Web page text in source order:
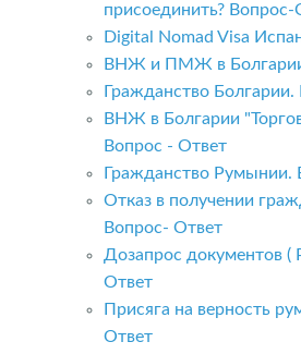
присоединить? Вопрос-
Digital Nomad Visa
ВНЖ и ПМЖ в
Гражданство
ВНЖ в Болгарии
Вопрос - Ответ
Гражданство Румынии.
Отказ в получении
Вопрос- Ответ
Дозапрос документов (
Ответ
Присяга на верность
Ответ